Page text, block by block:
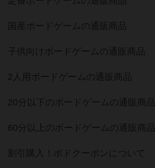
国産ボードゲームの通販商品
子供向けボードゲームの通販商品
2人用ボードゲームの通販商品
20分以下のボードゲームの通販商品
60分以上のボードゲームの通販商品
割引購入！ボドクーポンについて